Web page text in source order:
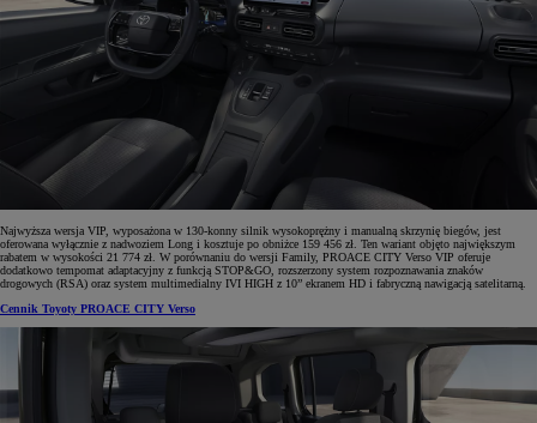
Najwyższa wersja VIP, wyposażona w 130-konny silnik wysokoprężny i manualną skrzynię biegów, jest
oferowana wyłącznie z nadwoziem Long i kosztuje po obniżce 159 456 zł. Ten wariant objęto największym
rabatem w wysokości 21 774 zł. W porównaniu do wersji Family, PROACE CITY Verso VIP oferuje
dodatkowo tempomat adaptacyjny z funkcją STOP&GO, rozszerzony system rozpoznawania znaków
drogowych (RSA) oraz system multimedialny IVI HIGH z 10” ekranem HD i fabryczną nawigacją satelitarną.
Cennik Toyoty PROACE CITY Verso